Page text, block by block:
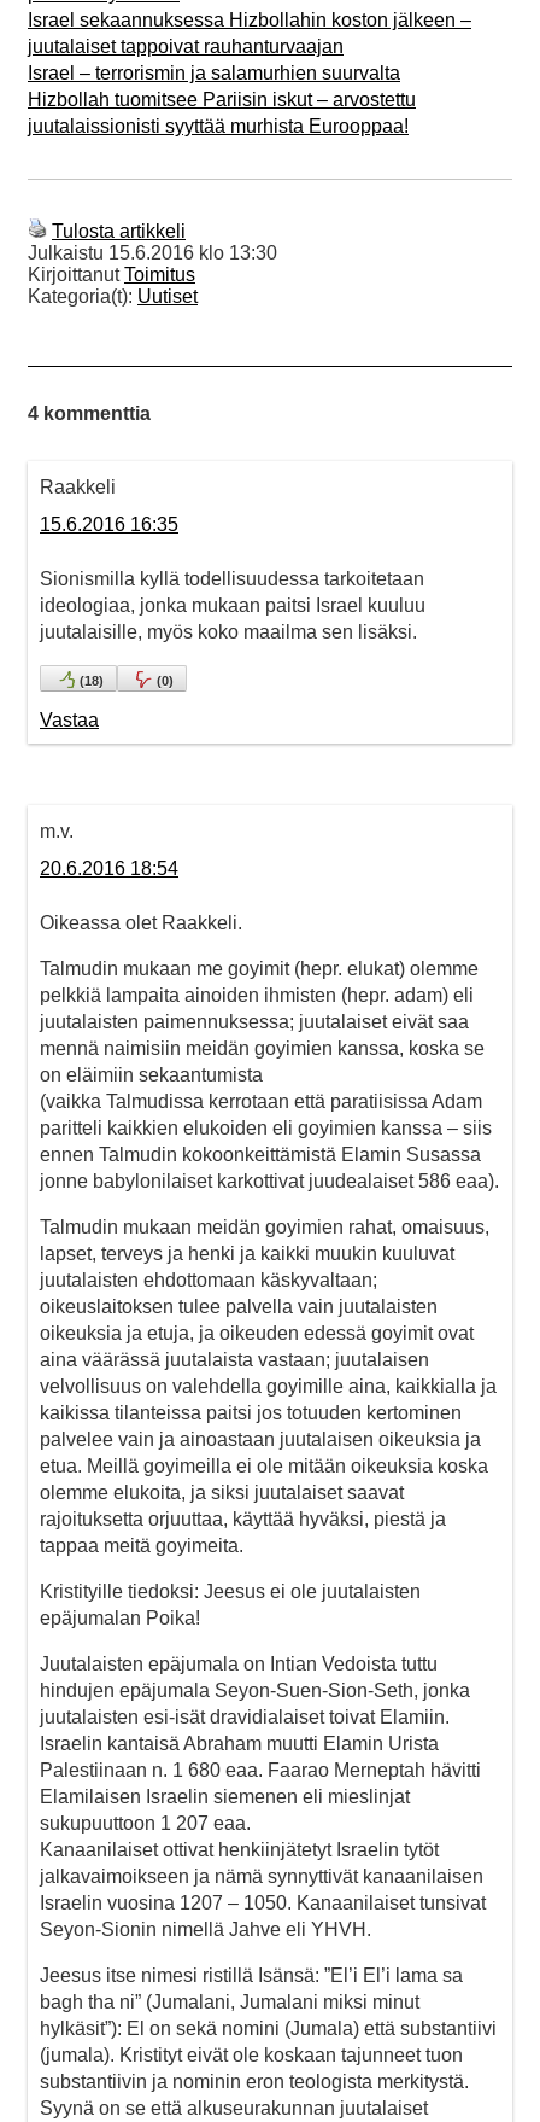
Israel sekaannuksessa Hizbollahin koston jälkeen –
juutalaiset tappoivat rauhanturvaajan
Israel – terrorismin ja salamurhien suurvalta
Hizbollah tuomitsee Pariisin iskut – arvostettu
juutalaissionisti syyttää murhista Eurooppaa!
Tulosta artikkeli
Julkaistu 15.6.2016 klo 13:30
KirjoittanutToimitus
Kategoria(t): Uutiset
4 kommenttia
Raakkeli
15.6.2016 16:35
Sionismilla kyllä todellisuudessa tarkoitetaan
ideologiaa, jonka mukaan paitsi Israel kuuluu
juutalaisille, myös koko maailma sen lisäksi.
(18) (0)
Vastaa
m.v.
20.6.2016 18:54
Oikeassa olet Raakkeli.
Talmudin mukaan me goyimit (hepr. elukat) olemme
pelkkiä lampaita ainoiden ihmisten (hepr. adam) eli
juutalaisten paimennuksessa; juutalaiset eivät saa
mennä naimisiin meidän goyimien kanssa, koska se
on eläimiin sekaantumista
(vaikka Talmudissa kerrotaan että paratiisissa Adam
paritteli kaikkien elukoiden eli goyimien kanssa – siis
ennen Talmudin kokoonkeittämistä Elamin Susassa
jonne babylonilaiset karkottivat juudealaiset 586 eaa).
Talmudin mukaan meidän goyimien rahat, omaisuus,
lapset, terveys ja henki ja kaikki muukin kuuluvat
juutalaisten ehdottomaan käskyvaltaan;
oikeuslaitoksen tulee palvella vain juutalaisten
oikeuksia ja etuja, ja oikeuden edessä goyimit ovat
aina väärässä juutalaista vastaan; juutalaisen
velvollisuus on valehdella goyimille aina, kaikkialla ja
kaikissa tilanteissa paitsi jos totuuden kertominen
palvelee vain ja ainoastaan juutalaisen oikeuksia ja
etua. Meillä goyimeilla ei ole mitään oikeuksia koska
olemme elukoita, ja siksi juutalaiset saavat
rajoituksetta orjuuttaa, käyttää hyväksi, piestä ja
tappaa meitä goyimeita.
Kristityille tiedoksi: Jeesus ei ole juutalaisten
epäjumalan Poika!
Juutalaisten epäjumala on Intian Vedoista tuttu
hindujen epäjumala Seyon-Suen-Sion-Seth, jonka
juutalaisten esi-isät dravidialaiset toivat Elamiin.
Israelin kantaisä Abraham muutti Elamin Urista
Palestiinaan n. 1 680 eaa. Faarao Merneptah hävitti
Elamilaisen Israelin siemenen eli mieslinjat
sukupuuttoon 1 207 eaa.
Kanaanilaiset ottivat henkiinjätetyt Israelin tytöt
jalkavaimoikseen ja nämä synnyttivät kanaanilaisen
Israelin vuosina 1207 – 1050. Kanaanilaiset tunsivat
Seyon-Sionin nimellä Jahve eli YHVH.
Jeesus itse nimesi ristillä Isänsä: ”El’i El’i lama sa
bagh tha ni” (Jumalani, Jumalani miksi minut
hylkäsit”): El on sekä nomini (Jumala) että substantiivi
(jumala). Kristityt eivät ole koskaan tajunneet tuon
substantiivin ja nominin eron teologista merkitystä.
Syynä on se että alkuseurakunnan juutalaiset